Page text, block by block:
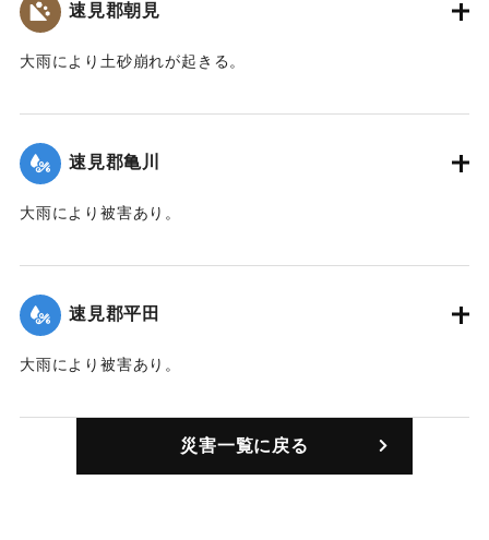
速見郡朝見
大雨により土砂崩れが起きる。
｜固有コード:00201002
速見郡亀川
大雨により被害あり。
｜固有コード:00201003
速見郡平田
大雨により被害あり。
｜固有コード:00201004
災害一覧に戻る